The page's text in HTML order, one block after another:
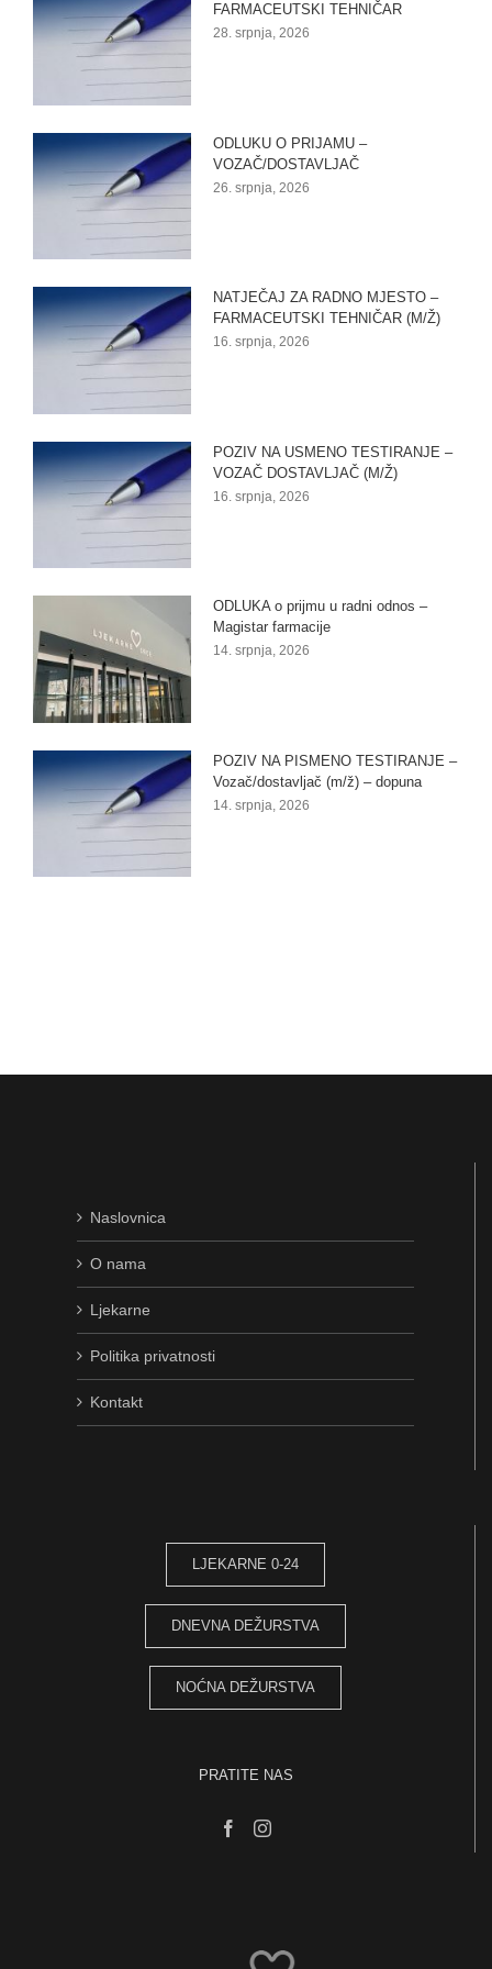
FARMACEUTSKI TEHNIČAR
28. srpnja, 2026
ODLUKU O PRIJAMU –
VOZAČ/DOSTAVLJAČ
26. srpnja, 2026
NATJEČAJ ZA RADNO MJESTO –
FARMACEUTSKI TEHNIČAR (M/Ž)
16. srpnja, 2026
POZIV NA USMENO TESTIRANJE –
VOZAČ DOSTAVLJAČ (M/Ž)
16. srpnja, 2026
ODLUKA o prijmu u radni odnos –
Magistar farmacije
14. srpnja, 2026
POZIV NA PISMENO TESTIRANJE –
Vozač/dostavljač (m/ž) – dopuna
14. srpnja, 2026
Naslovnica
O nama
Ljekarne
Politika privatnosti
Kontakt
LJEKARNE 0-24
DNEVNA DEŽURSTVA
NOĆNA DEŽURSTVA
PRATITE NAS